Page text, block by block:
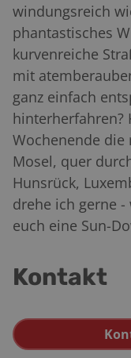
windungsreich
phantastisches
kurvenreiche
mit
ganz einfach
hinterherfahren?
Wochenende die
Mosel, quer
Hunsrück,
drehe ich gerne
euch eine Sun-
Kontakt